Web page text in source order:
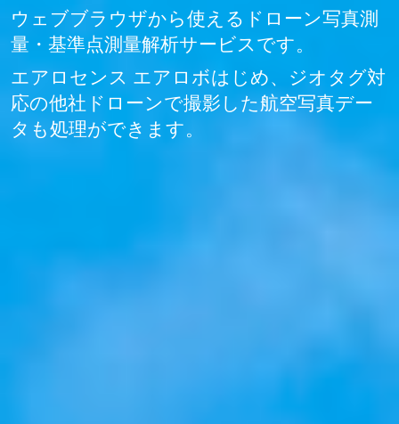
ウェブブラウザから使えるドローン写真測
量・基準点測量解析サービスです。
エアロセンス エアロボはじめ、ジオタグ対
応の他社ドローンで撮影した航空写真デー
タも処理ができます。